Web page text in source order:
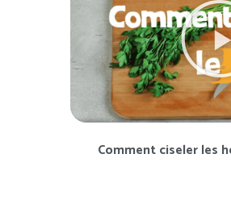
Comment ciseler les